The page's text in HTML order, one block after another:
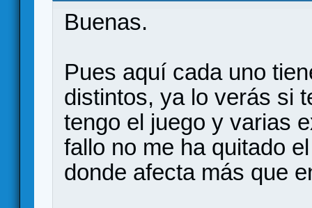
Buenas.
Pues aquí cada uno
distintos, ya lo verás si
tengo el juego y varias
fallo no me ha quitado
donde afecta más que